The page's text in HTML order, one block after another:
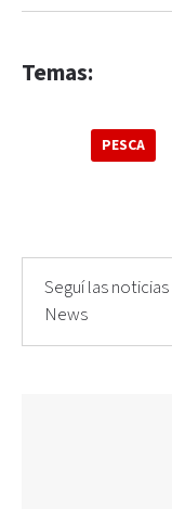
Temas:
PESCA
Seguí las
News